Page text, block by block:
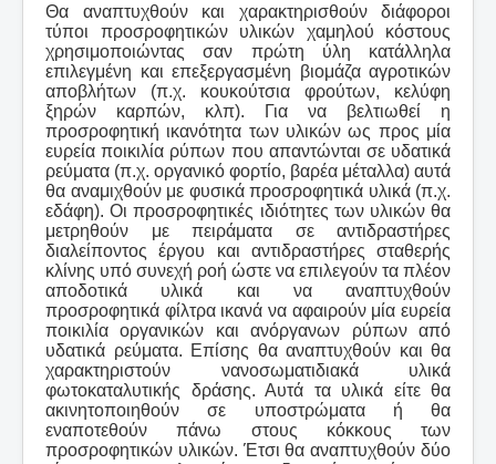
Θα αναπτυχθούν και χαρακτηρισθούν διάφοροι
τύποι προσροφητικών υλικών χαμηλού κόστους
χρησιμοποιώντας σαν πρώτη ύλη κατάλληλα
επιλεγμένη και επεξεργασμένη βιομάζα αγροτικών
αποβλήτων (π.χ. κουκούτσια φρούτων, κελύφη
ξηρών καρπών, κλπ). Για να βελτιωθεί η
προσροφητική ικανότητα των υλικών ως προς μία
ευρεία ποικιλία ρύπων που απαντώνται σε υδατικά
ρεύματα (π.χ. οργανικό φορτίο, βαρέα μέταλλα) αυτά
θα αναμιχθούν με φυσικά προσροφητικά υλικά (π.χ.
εδάφη). Οι προσροφητικές ιδιότητες των υλικών θα
μετρηθούν με πειράματα σε αντιδραστήρες
διαλείποντος έργου και αντιδραστήρες σταθερής
κλίνης υπό συνεχή ροή ώστε να επιλεγούν τα πλέον
αποδοτικά υλικά και να αναπτυχθούν
προσροφητικά φίλτρα ικανά να αφαιρούν μία ευρεία
ποικιλία οργανικών και ανόργανων ρύπων από
υδατικά ρεύματα. Επίσης θα αναπτυχθούν και θα
χαρακτηριστούν νανοσωματιδιακά υλικά
φωτοκαταλυτικής δράσης. Αυτά τα υλικά είτε θα
ακινητοποιηθούν σε υποστρώματα ή θα
εναποτεθούν πάνω στους κόκκους των
προσροφητικών υλικών. Έτσι θα αναπτυχθούν δύο